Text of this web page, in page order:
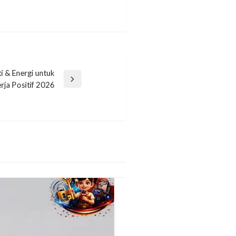
& Energi untuk
Positif 2026